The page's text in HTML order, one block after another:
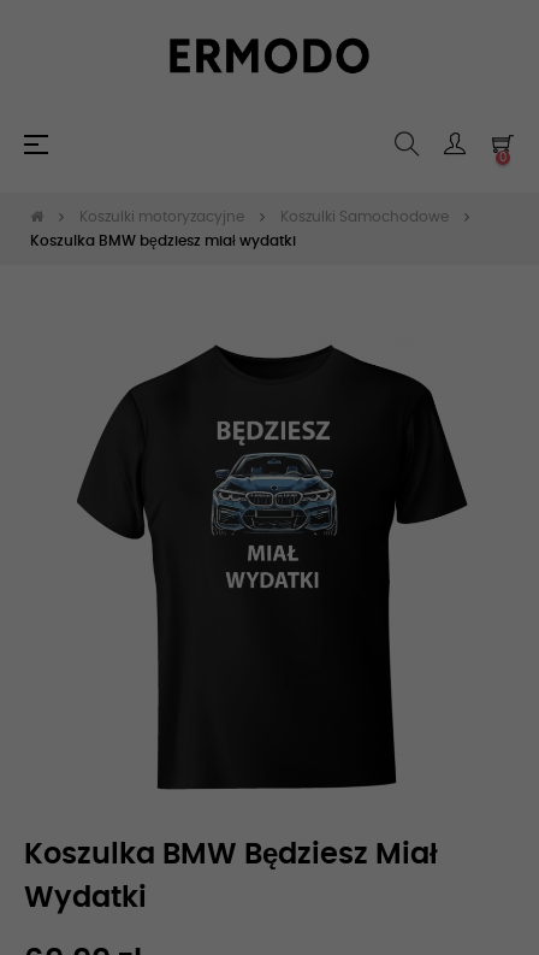
Toggle
☰
0
Koszulki motoryzacyjne
Koszulki Samochodowe
Koszulka BMW będziesz miał wydatki
Koszulka BMW Będziesz Miał
Wydatki